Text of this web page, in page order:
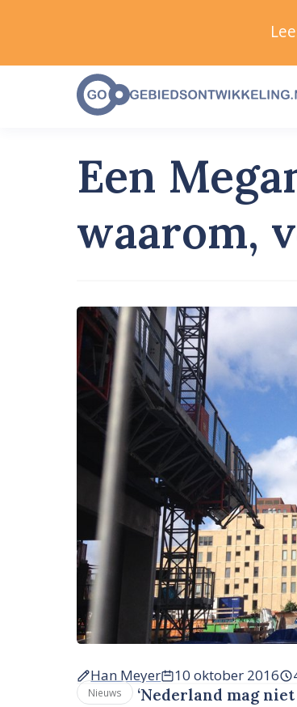
Een
waarom,
Han Meyer 10 oktober 2016
Nieuws
‘Nederland mag